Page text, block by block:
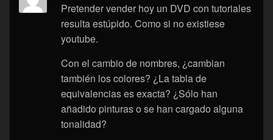
Pretender vender hoy un DVD con tutoriales
resulta estúpido. Como si no existiese
youtube.
Con el cambio de nombres, ¿cambian
también los colores? ¿La tabla de
equivalencias es exacta? ¿Sólo han
añadido pinturas o se han cargado alguna
tonalidad?